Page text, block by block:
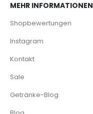
MEHR INFORMATIONEN
Shopbewertungen
Instagram
Kontakt
Sale
Getränke-Blog